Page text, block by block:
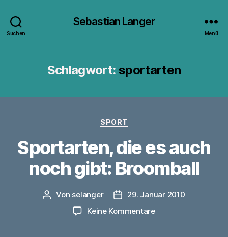
Suchen
Sebastian Langer
Menü
Schlagwort: sportarten
Kategorien
SPORT
Sportarten, die es auch
noch gibt: Broomball
Beitragsautor
Von selanger Veröffentlichungsdatum
29. Januar 2010
Keine Kommentarezu